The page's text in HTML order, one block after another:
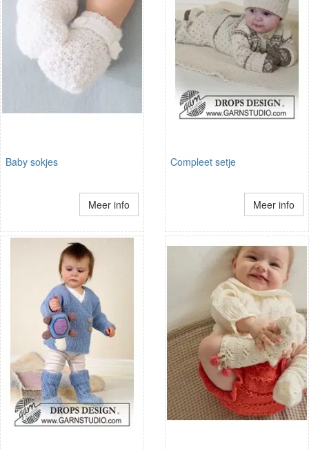
Baby sokjes
Meer info
Compleet setje
Meer info